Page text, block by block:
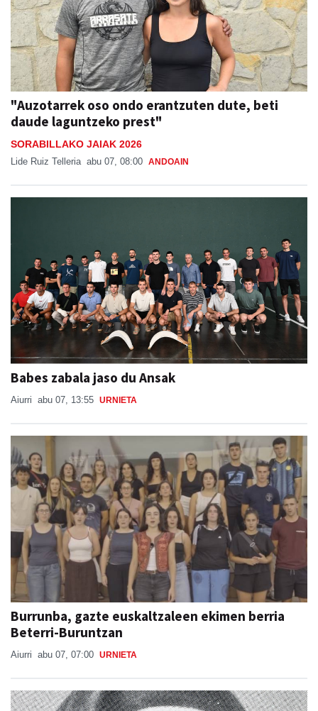
"Auzotarrek oso ondo erantzuten dute, beti
daude laguntzeko prest"
SORABILLAKO JAIAK 2026
Lide Ruiz Telleria abu 07, 08:00 ANDOAIN
Babes zabala jaso du Ansak
Aiurri abu 07, 13:55 URNIETA
Burrunba, gazte euskaltzaleen ekimen berria
Beterri-Buruntzan
Aiurri abu 07, 07:00 URNIETA